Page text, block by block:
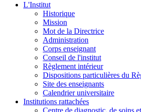
L'Institut
Historique
Mission
Mot de la Directrice
Administration
Corps enseignant
Conseil de l'institut
Règlement intérieur
Dispositions particulières du
Site des enseignants
Calendrier universitaire
Institutions rattachées
Centre de diagnostic, de soins